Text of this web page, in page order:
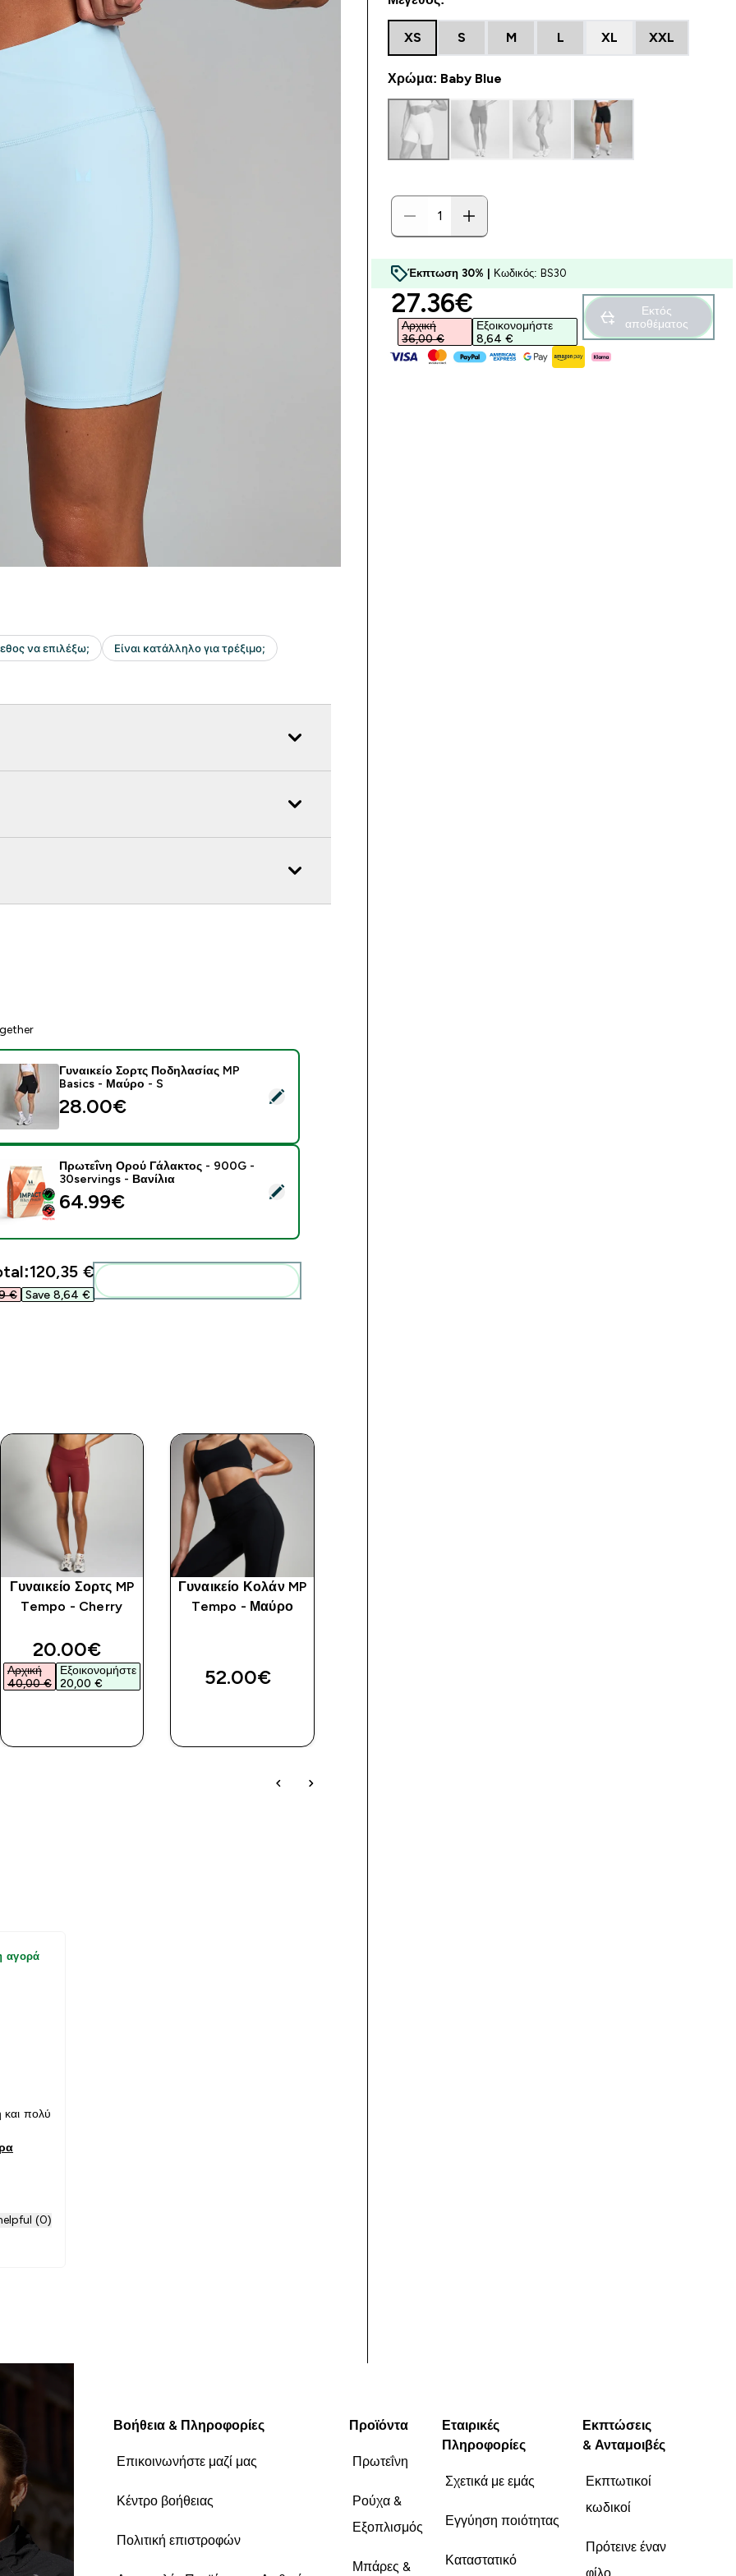
Select this product - Γυναικείο Σορτς Ποδηλασίας MP Basics - Μαύρο - S
Γυναικείο Σορτς Ποδηλασίας MP
Basics - Μαύρο - S
28.00€‎
Select this product - Πρωτεΐνη Ορού Γάλακτος - 900G - 30servings - Βανίλια
Πρωτεΐνη Ορού Γάλακτος - 900G -
30servings - Βανίλια
64.99€‎
120,35 €‎
€‎ Save 8,64 €‎
Γυναικείο Σορτς MP
Tempo - Cherry
discounted price
20.00€‎
Αρχική
40,00 €‎
Εξοικονομήστε
20,00 €‎
Γυναικείο Κολάν MP
Tempo - Μαύρο
52.00€‎
αγορά
πολύ
(0)
XS S M L XL XXL
Χρώμα: Baby Blue
Έκπτωση 30% | Κωδικός: BS30
discounted price
27.36€‎
Αρχική
36,00 €‎
Εξοικονομήστε
8,64 €‎
Εκτός
αποθέματος
Βοήθεια & Πληροφορίες
Επικοινωνήστε μαζί μας
Κέντρο βοήθειας
Πολιτική επιστροφών
Προϊόντα
Πρωτεΐνη
Ρούχα &
Εξοπλισμός
Μπάρες &
Εταιρικές
Πληροφορίες
Σχετικά με εμάς
Εγγύηση ποιότητας
Καταστατικό
Εκπτώσεις
& Ανταμοιβές
Εκπτωτικοί
κωδικοί
Πρότεινε έναν
φίλο